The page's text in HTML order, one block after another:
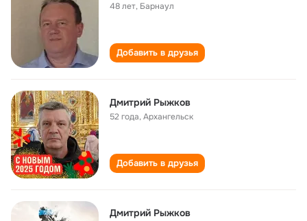
48 лет, Барнаул
Добавить в друзья
Дмитрий Рыжков
52 года,Архангельск
Добавить в друзья
Дмитрий Рыжков